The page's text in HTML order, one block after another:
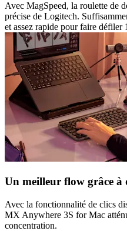
Avec MagSpeed, la roulette de
précise de Logitech.
et assez rapide pour faire défiler
Un meilleur flow grâce à
Avec la fonctionnalité de clics
MX Anywhere 3S for Mac
concentration.